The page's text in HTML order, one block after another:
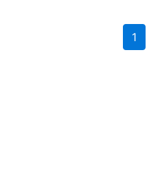
1